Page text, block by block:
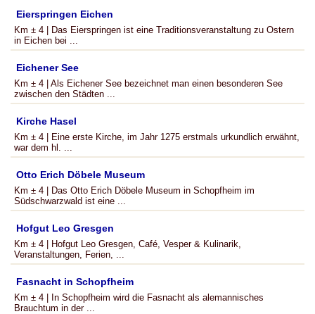
Eierspringen Eichen
Km ± 4 | Das Eierspringen ist eine Traditionsveranstaltung zu Ostern
in Eichen bei ...
Eichener See
Km ± 4 | Als Eichener See bezeichnet man einen besonderen See
zwischen den Städten ...
Kirche Hasel
Km ± 4 | Eine erste Kirche, im Jahr 1275 erstmals urkundlich erwähnt,
war dem hl. ...
Otto Erich Döbele Museum
Km ± 4 | Das Otto Erich Döbele Museum in Schopfheim im
Südschwarzwald ist eine ...
Hofgut Leo Gresgen
Km ± 4 | Hofgut Leo Gresgen, Café, Vesper & Kulinarik,
Veranstaltungen, Ferien, ...
Fasnacht in Schopfheim
Km ± 4 | In Schopfheim wird die Fasnacht als alemannisches
Brauchtum in der ...